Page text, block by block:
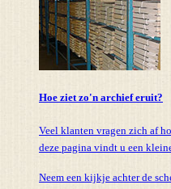
Hoe ziet zo'n archief eruit?
Veel klanten vragen zich af
deze pagina vindt u een
Neem een kijkje achter de